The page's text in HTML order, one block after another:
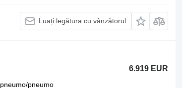
Luați legătura cu vânzătorul
6.919 EUR
pneumo/pneumo